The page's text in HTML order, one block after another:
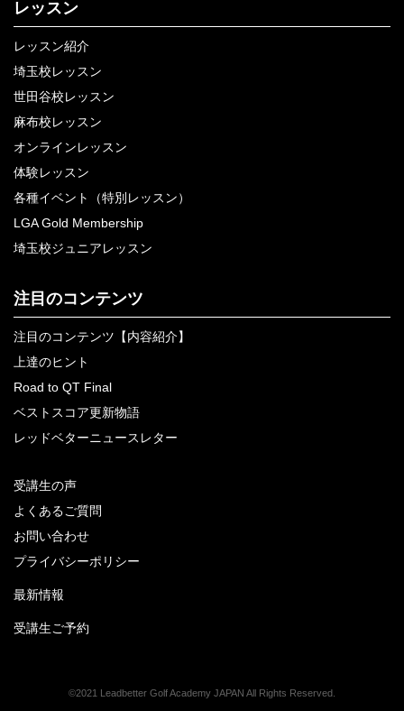
レッスン
レッスン紹介
埼玉校レッスン
世田谷校レッスン
麻布校レッスン
オンラインレッスン
体験レッスン
各種イベント（特別レッスン）
LGA Gold Membership
埼玉校ジュニアレッスン
注目のコンテンツ
注目のコンテンツ【内容紹介】
上達のヒント
Road to QT Final
ベストスコア更新物語
レッドベターニュースレター
受講生の声
よくあるご質問
お問い合わせ
プライバシーポリシー
最新情報
受講生ご予約
©2021 Leadbetter Golf Academy JAPAN All Rights Reserved.